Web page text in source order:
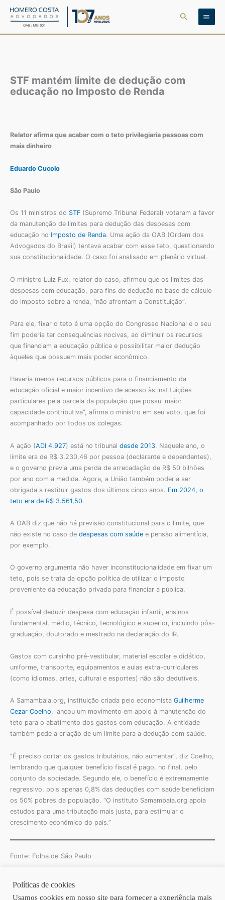
para
Pesquisar
STF mantém limite de dedução com
educação no Imposto de Renda
Relator afirma que acabar com o teto privilegiaria pessoas com
mais dinheiro
Eduardo Cucolo
São Paulo
Os 11 ministros do STF (Supremo Tribunal Federal) votaram a favor
da manutenção de limites para dedução das despesas com
educação no Imposto de Renda. Uma ação da OAB (Ordem dos
Advogados do Brasil) tentava acabar com esse teto, questionando
sua constitucionalidade. O caso foi analisado em plenário virtual.
O ministro Luiz Fux, relator do caso, afirmou que os limites das
despesas com educação, para fins de dedução na base de cálculo
do imposto sobre a renda, “não afrontam a Constituição”.
Para ele, fixar o teto é uma opção do Congresso Nacional e o seu
fim poderia ter consequências nocivas, ao diminuir os recursos
que financiam a educação pública e possibilitar maior dedução
àqueles que possuem mais poder econômico.
Haveria menos recursos públicos para o financiamento da
educação oficial e maior incentivo de acesso às instituições
particulares pela parcela da população que possui maior
capacidade contributiva”, afirma o ministro em seu voto, que foi
acompanhado por todos os colegas.
A ação (ADI 4.927) está no tribunal desde 2013. Naquele ano, o
limite era de R$ 3.230,46 por pessoa (declarante e dependentes),
e o governo previa uma perda de arrecadação de R$ 50 bilhões
por ano com a medida. Agora, a União também poderia ser
obrigada a restituir gastos dos últimos cinco anos. Em 2024, o
teto era de R$ 3.561,50.
A OAB diz que não há previsão constitucional para o limite, que
não existe no caso de despesas com saúde e pensão alimentícia,
por exemplo.
O governo argumenta não haver inconstitucionalidade em fixar um
teto, pois se trata da opção política de utilizar o imposto
proveniente da educação privada para financiar a pública.
É possível deduzir despesa com educação infantil, ensinos
fundamental, médio, técnico, tecnológico e superior, incluindo pós-
graduação, doutorado e mestrado na declaração do IR.
Gastos com cursinho pré-vestibular, material escolar e didático,
uniforme, transporte, equipamentos e aulas extra-curriculares
(como idiomas, artes, cultural e esportes) não são dedutíveis.
A Samambaia.org, instituição criada pelo economista Guilherme
Cezar Coelho, lançou um movimento em apoio à manutenção do
teto para o abatimento dos gastos com educação. A entidade
também pede a criação de um limite para a dedução com saúde.
“É preciso cortar os gastos tributários, não aumentar”, diz Coelho,
lembrando que qualquer benefício fiscal é pago, no final, pelo
conjunto da sociedade. Segundo ele, o benefício é extremamente
regressivo, pois apenas 0,8% das deduções com saúde beneficiam
os 50% pobres da população. “O instituto Samambaia.org apoia
estudos para uma tributação mais justa, para estimular o
crescimento econômico do país.”
Fonte: Folha de São Paulo
Copyright © 2026 | Homero Costa Advogados
Políticas de cookies
Usamos cookies em nosso site para fornecer a experiência mais